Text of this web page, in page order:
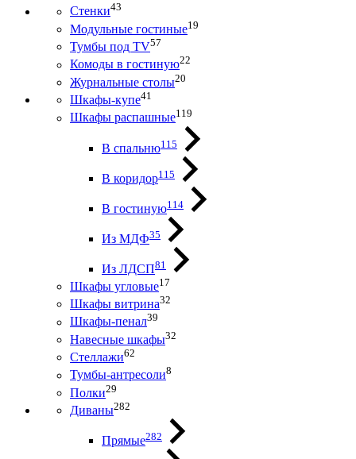
Стенки43
Модульные гостиные19
Тумбы под ТV57
Комоды в гостиную22
Журнальные столы20
Шкафы-купе41
Шкафы распашные119
В спальню115
В коридор115
В гостиную114
Из МДФ35
Из ЛДСП81
Шкафы угловые17
Шкафы витрина32
Шкафы-пенал39
Навесные шкафы32
Стеллажи62
Тумбы-антресоли8
Полки29
Диваны282
Прямые282